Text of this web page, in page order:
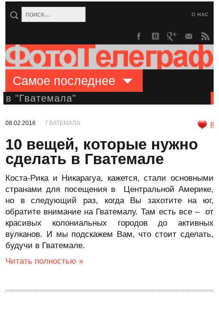
О НАС
Самое последнее
в "Гватемала"
08.02.2016 ГВАТЕМАЛА 8
10 вещей, которые нужно
сделать в Гватемале
Коста-Рика и Никарагуа, кажется, стали основными
странами для посещения в Центральной Америке,
но в следующий раз, когда Вы захотите на юг,
обратите внимание на Гватемалу. Там есть все – от
красивых колониальных городов до активных
вулканов. И мы подскажем Вам, что стоит сделать,
будучи в Гватемале.
Читать полностью »